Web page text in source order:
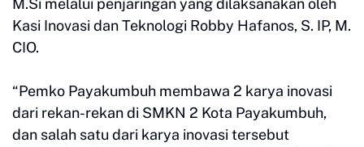
M.Si melalui penjaringan yang dilaksanakan oleh
Kasi Inovasi dan Teknologi Robby Hafanos, S. IP, M.
CIO.
“Pemko Payakumbuh membawa 2 karya inovasi
dari rekan-rekan di SMKN 2 Kota Payakumbuh,
dan salah satu dari karya inovasi tersebut